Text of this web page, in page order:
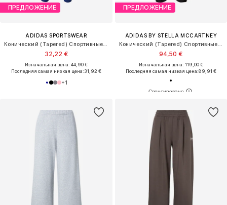
ПРЕДЛОЖЕНИЕ
ADIDAS SPORTSWEAR
32,22 €
Изначальная цена: 44,90 €
Последняя самая низкая цена:31,92 €
+1
ПРЕДЛОЖЕНИЕ
ADIDAS BY STELLA MCCARTNEY
94,50 €
Изначальная цена: 119,00 €
Последняя самая низкая цена:89,91 €